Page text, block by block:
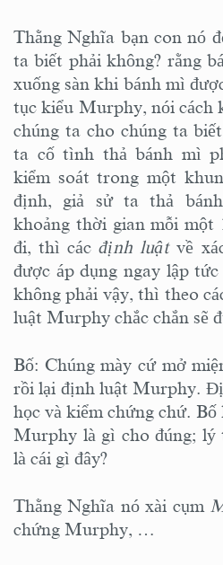
Thằng Nghĩa bạn con nó
ta biết phải không? rằng
xuống sàn khi bánh mì
tục kiểu Murphy, nói cách
chúng ta cho chúng ta
ta cố tình thả bánh mì
kiểm soát trong một
định, giả sử ta thả
khoảng thời gian mỗi một
đi, thì cácđịnh luậtvề
được áp dụng ngay lập
không phải vậy, thì theo
luật Murphy chắc chắn sẽ
Bố: Chúng mày cứ mở
rồi lại định luật Murphy.
học và kiểm chứng chứ.
Murphy là gì cho đúng; lý
là cái gì đây?
Thằng Nghĩa nó xài cụm
chứng Murphy, …